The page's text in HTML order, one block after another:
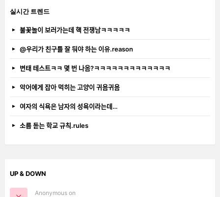
실시간 트렌드
불꽃놀이 보러가는데 핵 전쟁남ㅋㅋㅋㅋㅋ
@우리가 친구를 잘 둬야 하는 이유.reason
변태 테스트ㅋㅋ 몇 번 나옴?ㅋㅋㅋㅋㅋㅋㅋㅋㅋㅋㅋㅋㅋ
악어에게 잡아 먹히는 고양이 귀욤귀욤
여자의 식욕은 남자의 성욕이라는데…
소름 돋는 학교 규칙.rules
UP & DOWN
Anonymous on